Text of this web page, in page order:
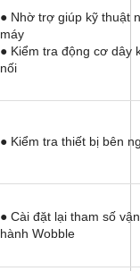
● Nhờ trợ giúp kỹ thuật
máy
● Kiểm tra động cơ dây
nối
● Kiểm tra thiết bị bên
● Cài đặt lại tham số vận
hành Wobble